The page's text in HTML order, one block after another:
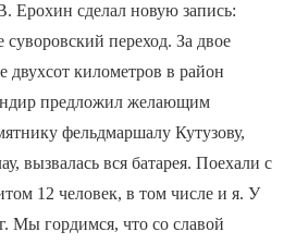
Ерохин сделал новую запись:
переход. За двое
двухсот километров в район
предложил желающим
фельдмаршалу Кутузову,
вызвалась вся батарея. Поехали с
12 человек, в том числе и я. У
Мы гордимся, что со славой